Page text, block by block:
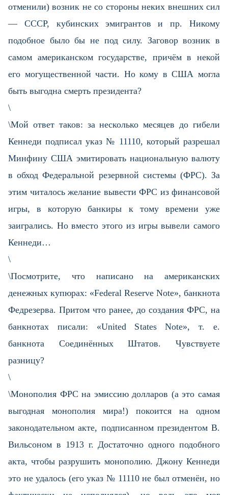
отменили) возник не со стороны неких внешних сил
— СССР, кубинских эмигрантов и пр. Никому
подобное было бы не под силу. Заговор возник в
самом американском государстве, причём в некой
его могущественной части. Но кому в США могла
быть выгодна смерть президента?
\
\Мой ответ таков: за несколько месяцев до гибели
Кеннеди подписал указ № 11110, который разрешал
Минфину США эмитировать национальную валюту
в обход Федеральной резервной системы (ФРС). За
этим читалось желание вывести ФРС из финансовой
игры, в которую банкиры к тому времени уже
заигрались. Но вместо этого из игры вывели самого
Кеннеди…
\
\Посмотрите, что написано на американских
денежных купюрах: «Federal Reserve Note», банкнота
Федрезерва. Притом что ранее, до создания ФРС, на
банкнотах писали: «United States Note», т. е.
банкнота Соединённых Штатов. Чувствуете
разницу?
\
\Монополия ФРС на эмиссию долларов (а это самая
выгодная монополия мира!) покоится на одном
законодательном акте, подписанном президентом В.
Вильсоном в 1913 г. Достаточно одного подобного
акта, чтобы разрушить монополию. Джону Кеннеди
это не удалось (его указ № 11110 не был отменён, но